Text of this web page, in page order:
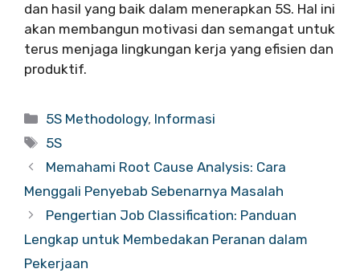
dan hasil yang baik dalam menerapkan 5S. Hal ini
akan membangun motivasi dan semangat untuk
terus menjaga lingkungan kerja yang efisien dan
produktif.
Categories
5S Methodology, Informasi
Tags
5S
Memahami Root Cause Analysis: Cara
Menggali Penyebab Sebenarnya Masalah
Pengertian Job Classification: Panduan
Lengkap untuk Membedakan Peranan dalam
Pekerjaan